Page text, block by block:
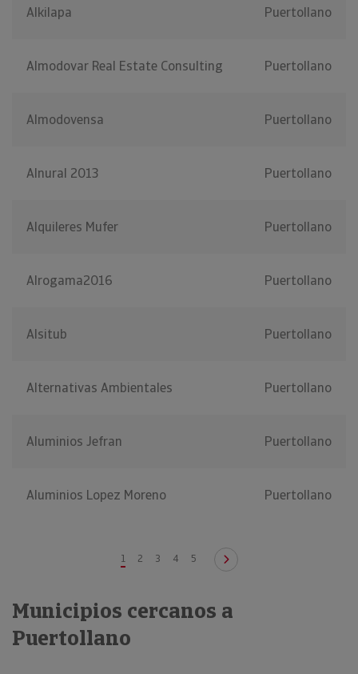
Alkilapa Puertollano
Almodovar Real Estate Consulting Puertollano
Almodovensa Puertollano
Alnural 2013 Puertollano
Alquileres Mufer Puertollano
Alrogama2016 Puertollano
Alsitub Puertollano
Alternativas Ambientales Puertollano
Aluminios Jefran Puertollano
Aluminios Lopez Moreno Puertollano
1 2 3 4 5
Municipios cercanos a
Puertollano